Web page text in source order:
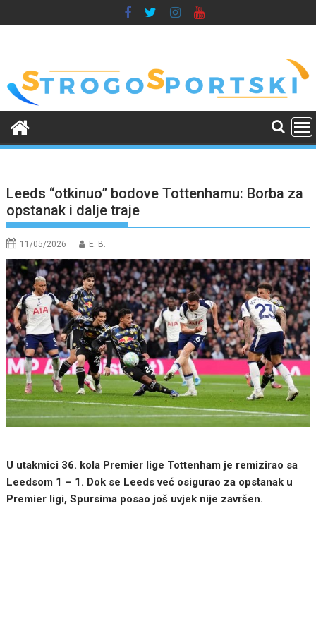
to
Leeds “otkinuo” bodove Tottenhamu: Borba za
opstanak i dalje traje
11/05/2026 E. B.
U utakmici 36. kola Premier lige Tottenham je remizirao sa
Leedsom 1 – 1. Dok se Leeds već osigurao za opstanak u
Premier ligi, Spursima posao još uvjek nije završen.